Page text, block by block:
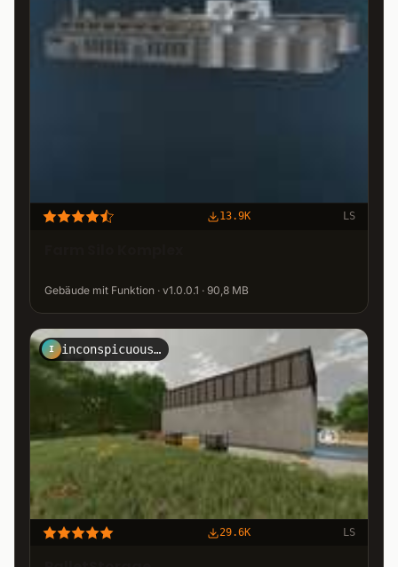
13.9K LS
Gebäude mit Funktion · v1.0.0.1 · 90,8 MB
I inconspicuously
29.6K LS